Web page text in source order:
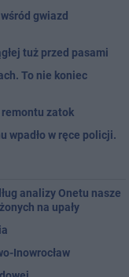
gwiazd
tuż przed pasami
To nie koniec
remontu zatok
wpadło w ręce policji.
analizy Onetu nasze
na upały
Inowrocław